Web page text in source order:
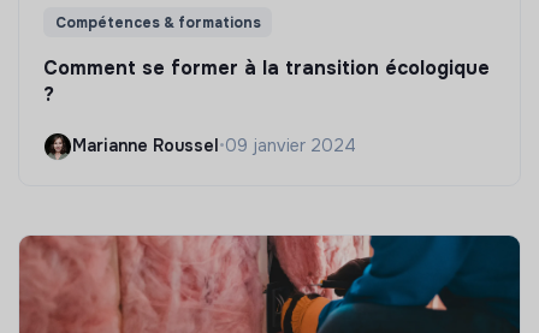
Compétences & formations
Comment se former à la transition écologique
?
Marianne Roussel •09 janvier 2024